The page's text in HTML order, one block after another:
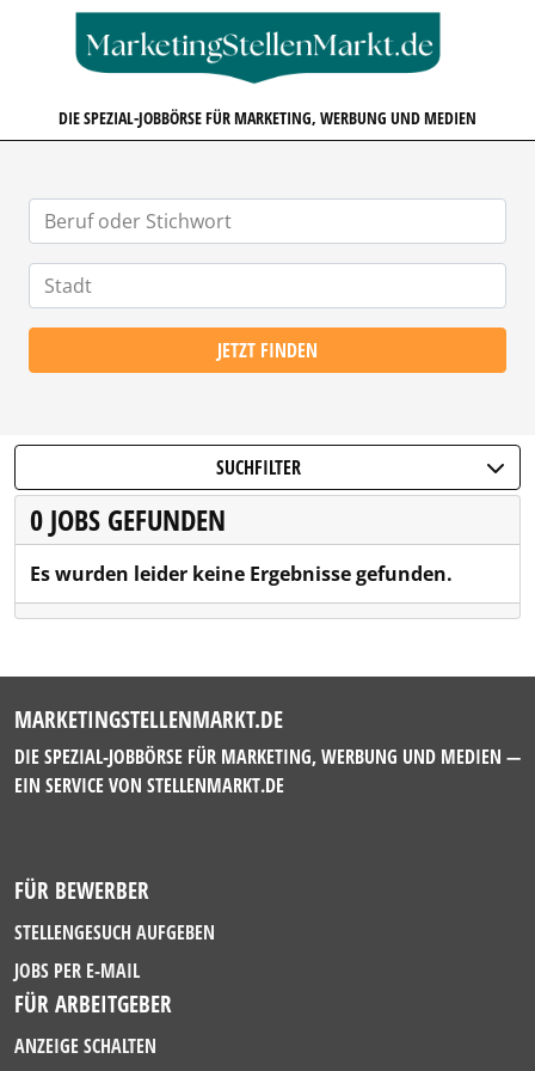
DIE SPEZIAL-JOBBÖRSE FÜR MARKETING, WERBUNG UND MEDIEN
JETZT FINDEN
SUCHFILTER
0 JOBS GEFUNDEN
Es wurden leider keine Ergebnisse gefunden.
MARKETINGSTELLENMARKT.DE
DIE SPEZIAL-JOBBÖRSE FÜR MARKETING, WERBUNG UND MEDIEN —
EIN SERVICE VON STELLENMARKT.DE
FÜR BEWERBER
STELLENGESUCH AUFGEBEN
JOBS PER E-MAIL
FÜR ARBEITGEBER
ANZEIGE SCHALTEN